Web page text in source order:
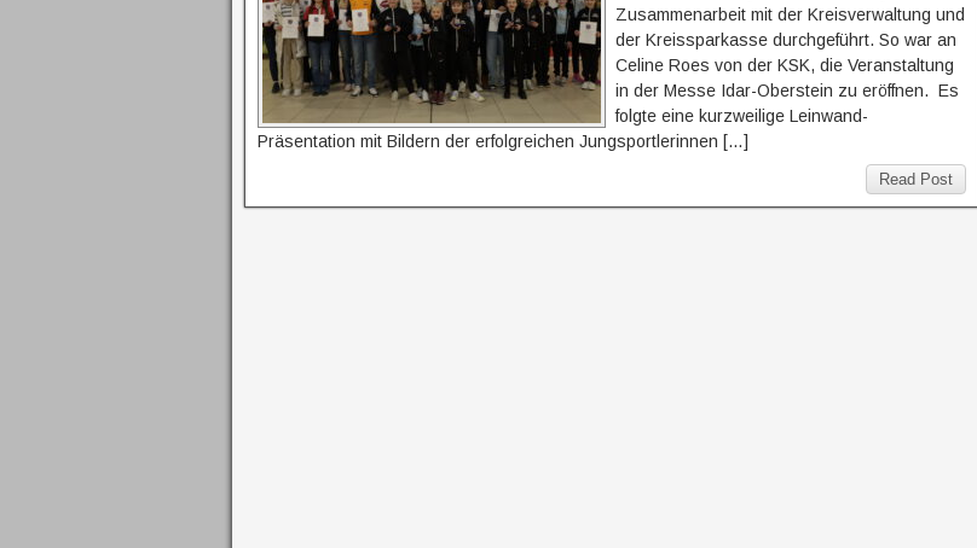
Zusammenarbeit mit der Kreisverwaltung und
der Kreissparkasse durchgeführt. So war an
Celine Roes von der KSK, die Veranstaltung
in der Messe Idar-Oberstein zu eröffnen. Es
folgte eine kurzweilige Leinwand-
Präsentation mit Bildern der erfolgreichen Jungsportlerinnen […]
Read Post